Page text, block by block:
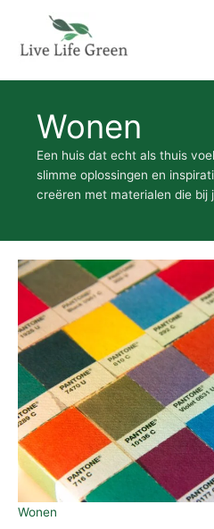
Wonen
Een huis dat echt als thuis
slimme oplossingen en
creëren met materialen die bij
Wonen
Farrow
in
huis
halen:
5
praktische
voor
een
geslaagd
eindresultaat